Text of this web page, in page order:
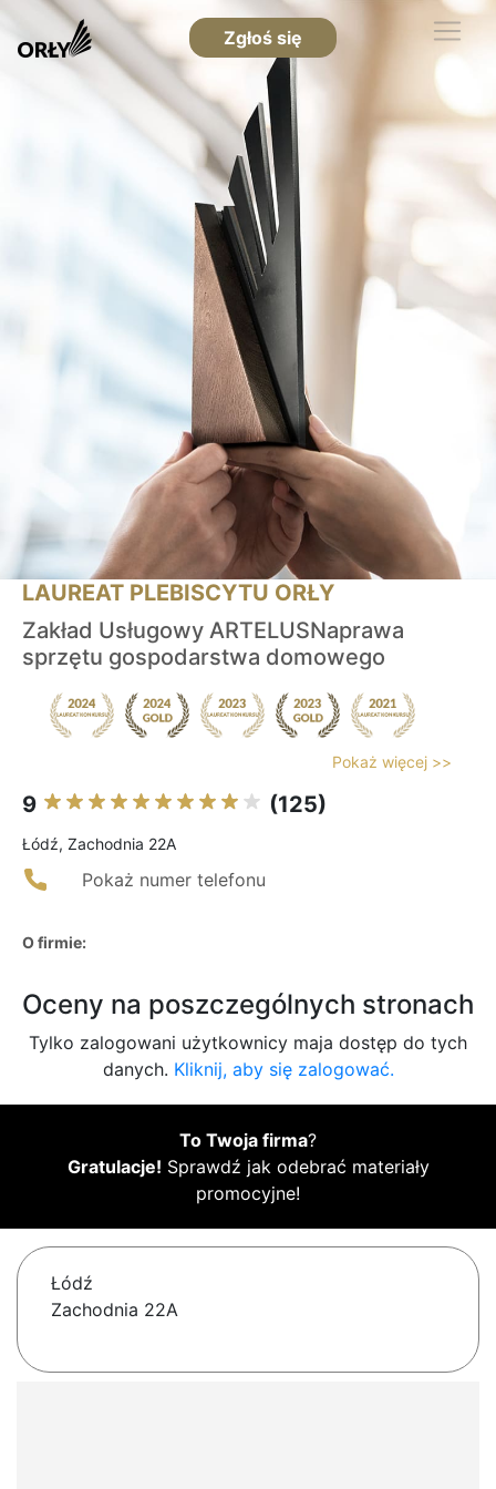
Zgłoś się
LAUREAT PLEBISCYTU ORŁY
Zakład Usługowy ARTELUSNaprawa
sprzętu gospodarstwa domowego
Pokaż więcej >>
9 (125)
Łódź, Zachodnia 22A
Pokaż numer telefonu
O firmie:
Oceny na poszczególnych stronach
Tylko zalogowani użytkownicy maja dostęp do tych
danych. Kliknij, aby się zalogować.
To Twoja firma?
Gratulacje! Sprawdź jak odebrać materiały
promocyjne!
Łódź
Zachodnia 22A